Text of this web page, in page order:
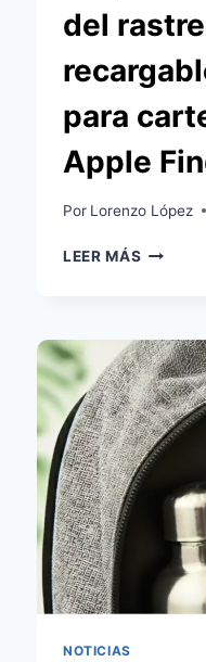
del
para
Apple
Por Lorenzo López
LEER MÁS CHIPOLO
TIPO
PARA
(FIND
HUB
APPLE
FIND
MY)
NOTICIAS